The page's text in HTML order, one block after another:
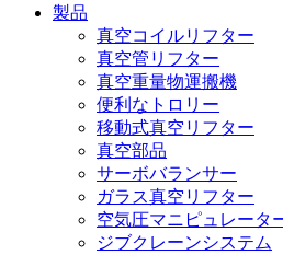
製品
真空コイルリフター
真空管リフター
真空重量物運搬機
便利なトロリー
移動式真空リフター
真空部品
サーボバランサー
ガラス真空リフター
空気圧マニピュレータ
ジブクレーンシステム